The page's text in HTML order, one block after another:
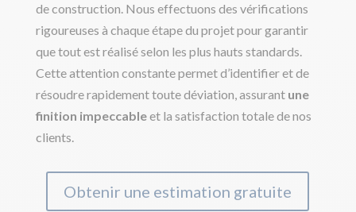
de construction. Nous effectuons des vérifications
rigoureuses à chaque étape du projet pour garantir
que tout est réalisé selon les plus hauts standards.
Cette attention constante permet d’identifier et de
résoudre rapidement toute déviation, assurant une
finition impeccableet la satisfaction totale de nos
clients.
Obtenir une estimation gratuite